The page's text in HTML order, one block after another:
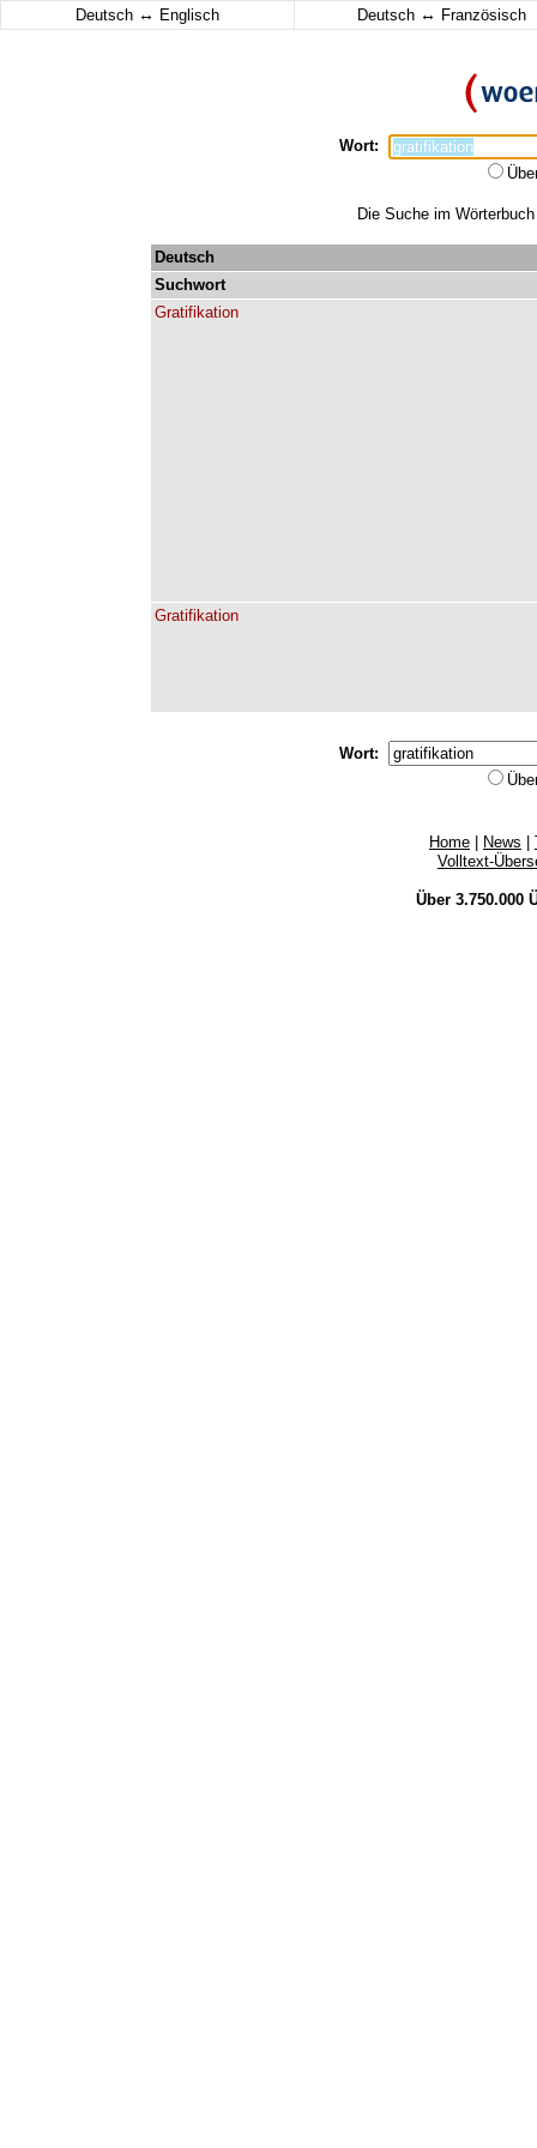
Deutsch ↔ Englisch Deutsch ↔ Französisch
Wort:
Die Suche im
Deutsch
Suchwort
Gratifikation
Gratifikation
Wort:
Home News
Volltext-
Über 3.750.000